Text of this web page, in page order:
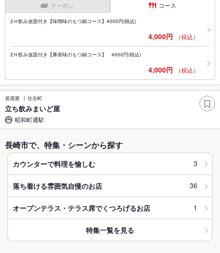
クーポン コース
2Ｈ飲み放題付き【味噌味のもつ鍋コース】4000円(税込)
4,000円 （税込）
2Ｈ飲み放題付き【豚骨味のもつ鍋コース】 4000円(税込)
4,000円 （税込）
居酒屋 住吉町
立ち飲みまいど屋
昭和町通駅
長崎市で、特集・シーンから探す
カウンターで料理を愉しむ 3
落ち着ける雰囲気自慢のお店 36
オープンテラス・テラス席でくつろげるお店 1
特集一覧を見る